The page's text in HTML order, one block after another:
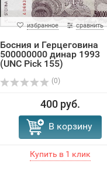
избранное сравнить
Босния и Герцеговина
500000000 динар 1993
(UNC Pick 155)
(0)
400 руб.
В корзину